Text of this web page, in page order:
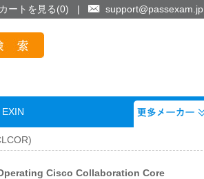
EXIN
Cisco Collaboration Core
カートを見る(0) | support@passexam.jp